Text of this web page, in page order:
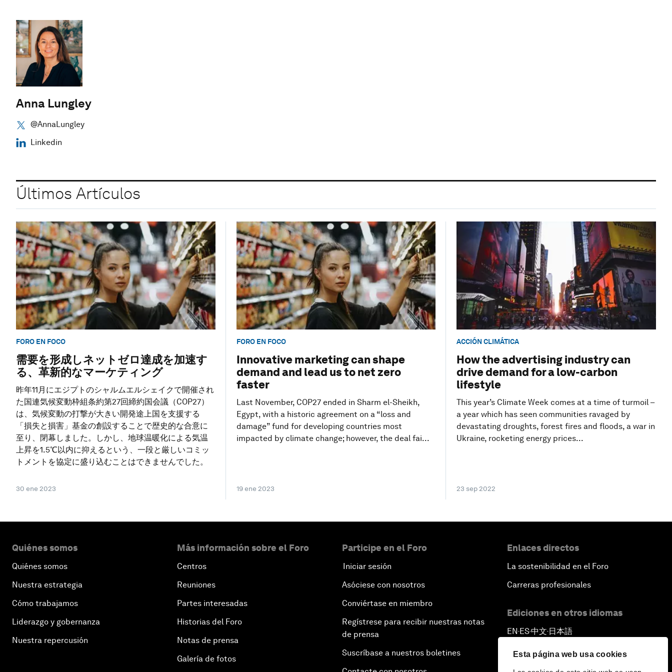
Esta página web usa cookies
Anna Lungley
@AnnaLungley
Linkedin
Últimos Artículos
FORO EN FOCO
需要を形成しネットゼロ達成を加速す
る、革新的なマーケティング
昨年11月にエジプトのシャルムエルシェイクで開催され
た国連気候変動枠組条約第27回締約国会議（COP27）
は、気候変動の打撃が大きい開発途上国を支援する
「損失と損害」基金の創設することで歴史的な合意に
至り、閉幕しました。しかし、地球温暖化による気温
上昇を1.5℃以内に抑えるという、一段と厳しいコミッ
トメントを協定に盛り込むことはできませんでした。
30 ene 2023
FORO EN FOCO
Innovative marketing can shape
demand and lead us to net zero
faster
Last November, COP27 ended in Sharm el-Sheikh,
Egypt, with a historic agreement on a “loss and
damage” fund for developing countries most
impacted by climate change; however, the deal fai...
19 ene 2023
ACCIÓN CLIMÁTICA
How the advertising industry can
drive demand for a low-carbon
lifestyle
This year’s Climate Week comes at a time of turmoil –
a year which has seen communities ravaged by
devastating droughts, forest fires and floods, a war in
Ukraine, rocketing energy prices...
23 sep 2022
Quiénes somos
Quiénes somos
Nuestra estrategia
Cómo trabajamos
Liderazgo y gobernanza
Nuestra repercusión
Más información sobre el Foro
Centros
Reuniones
Partes interesadas
Historias del Foro
Notas de prensa
Galería de fotos
Participe en el Foro
Iniciar sesión
Asóciese con nosotros
Conviértase en miembro
Regístrese para recibir nuestras notas
de prensa
Suscríbase a nuestros boletines
Enlaces directos
La sostenibilidad en el Foro
Carreras profesionales
Ediciones en otros idiomas
EN ▪ ES▪中文▪ 日本語